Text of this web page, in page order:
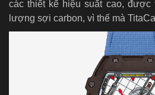
các thiết kế hiệu suất cao, được
lượng sợi carbon, vì thế mà